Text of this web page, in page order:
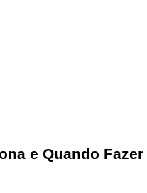
e Quando Fazer